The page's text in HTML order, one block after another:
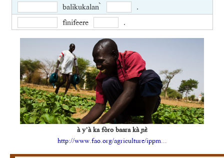
balikukalan ̀
.
fìnifeere
.
à y’à ka fòro baara kà ɲɛ̀
http://www.fao.org/agriculture/ippm...